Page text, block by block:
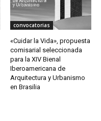
convocatorias
«Cuidar la Vida», propuesta
comisarial seleccionada
para la XIV Bienal
Iberoamericana de
Arquitectura y Urbanismo
en Brasilia